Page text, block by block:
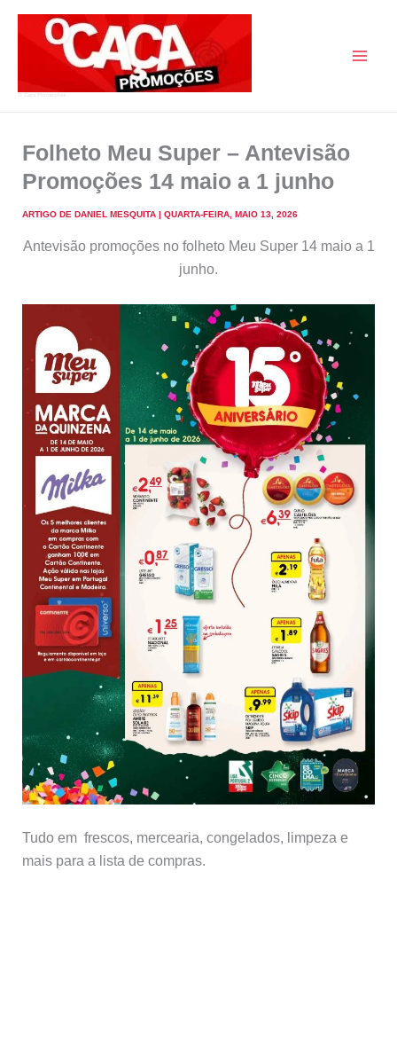
Folheto Meu Super – Antevisão
Promoções 14 maio a 1 junho
ARTIGO DE DANIEL MESQUITA | QUARTA-FEIRA, MAIO 13, 2026
Antevisão promoções no folheto Meu Super 14 maio a 1
junho.
Tudo em frescos, mercearia, congelados, limpeza e
mais para a lista de compras.